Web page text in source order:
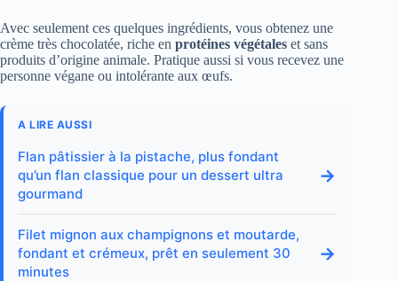
Avec seulement ces quelques ingrédients, vous obtenez une
crème très chocolatée, riche en protéines végétales et sans
produits d’origine animale. Pratique aussi si vous recevez une
personne végane ou intolérante aux œufs.
A LIRE AUSSI
Flan pâtissier à la pistache, plus fondant
qu’un flan classique pour un dessert ultra
gourmand
→
Filet mignon aux champignons et moutarde,
fondant et crémeux, prêt en seulement 30
minutes
→